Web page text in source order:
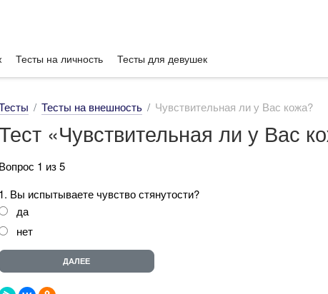
Тесты на личность Тесты для девушек
Тесты на внешность Чувствительная ли у Вас кожа?
«Чувствительная ли у Вас
Вопрос 1 из 5
1. Вы испытываете чувство стянутости?
да
нет